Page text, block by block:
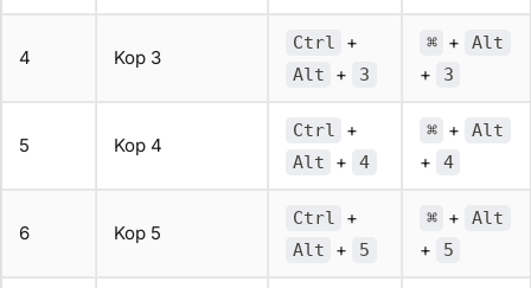
4 Kop 3
Ctrl +
Alt + 3
⌘ + Alt
+ 3
5 Kop 4
Ctrl +
Alt + 4
⌘ + Alt
+ 4
6 Kop 5
Ctrl +
Alt + 5
⌘ + Alt
+ 5